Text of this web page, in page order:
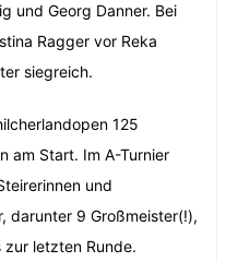
und Georg Danner. Bei
Ragger vor Reka
siegreich.
125
am Start. Im A-Turnier
und
darunter 9 Großmeister(!),
letzten Runde.